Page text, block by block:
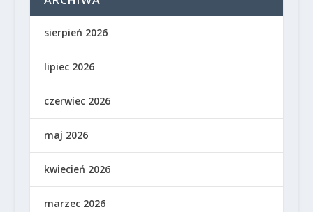
sierpień 2026
lipiec 2026
czerwiec 2026
maj 2026
kwiecień 2026
marzec 2026